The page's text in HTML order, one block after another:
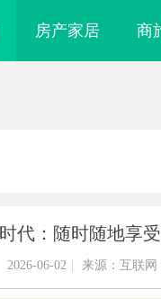
房产家居 商
代：随时随地享
2026-06-02 来源：互联网